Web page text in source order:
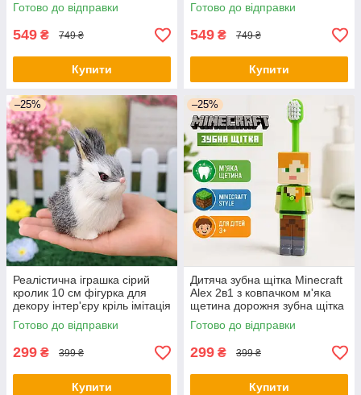
Готово до відправки
549 ₴ 749 ₴
Купити
Готово до відправки
549 ₴ 749 ₴
Купити
–25%
Реалістична іграшка сірий
кролик 10 см фігурка для
декору інтер'єру кріль імітація
тварини кролик
Готово до відправки
299 ₴ 399 ₴
Купити
–25%
Дитяча зубна щітка Minecraft
Alex 2в1 з ковпачком м'яка
щетина дорожня зубна щітка
для дітей
Готово до відправки
299 ₴ 399 ₴
Купити